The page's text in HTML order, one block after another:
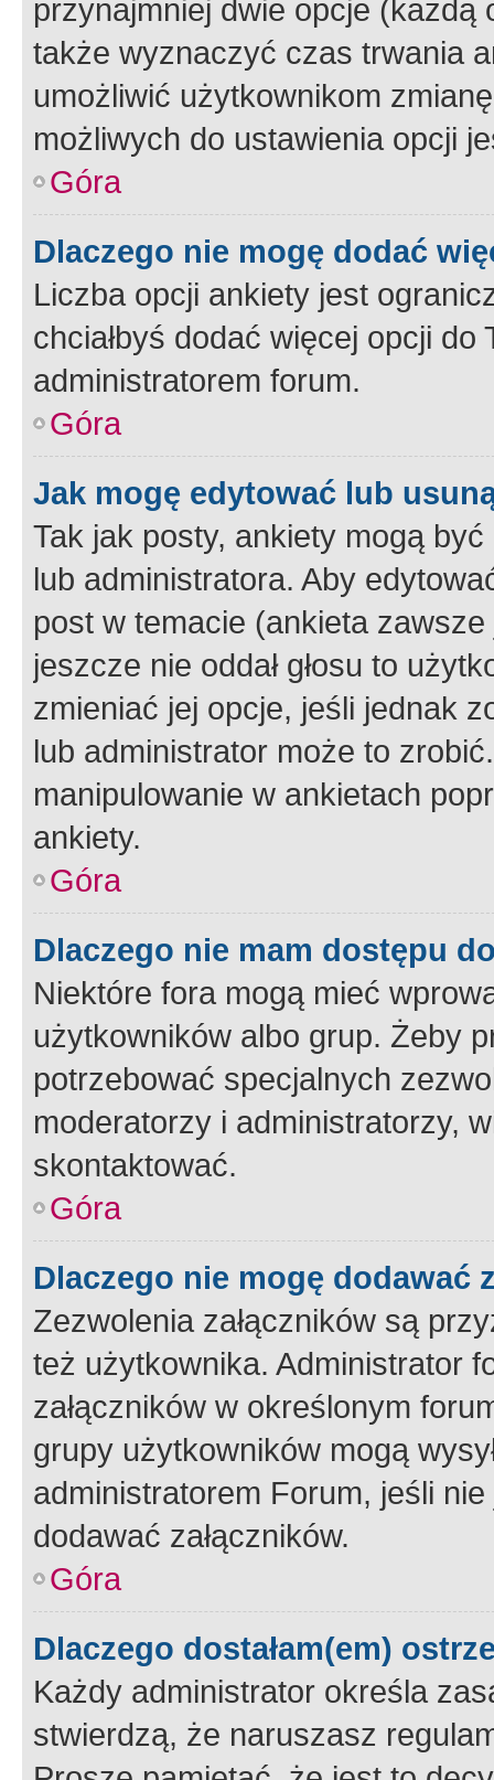
przynajmniej dwie opcje
także wyznaczyć czas trwania
umożliwić użytkownikom
możliwych do ustawienia opcji
Góra
Dlaczego nie mogę dodać
Liczba opcji ankiety jest
chciałbyś dodać więcej opcji
administratorem forum.
Góra
Jak mogę edytować lub
Tak jak posty, ankiety mogą
lub administratora. Aby
post w temacie (ankieta
jeszcze nie oddał głosu to
zmieniać jej opcje, jeśli jednak
lub administrator może to
manipulowanie w ankietach
ankiety.
Góra
Dlaczego nie mam dostępu
Niektóre fora mogą mieć
użytkowników albo grup. Żeby
potrzebować specjalnych
moderatorzy i administratorzy,
skontaktować.
Góra
Dlaczego nie mogę dodawać
Zezwolenia załączników są
też użytkownika. Administrator
załączników w określonym
grupy użytkowników mogą
administratorem Forum, jeśli
dodawać załączników.
Góra
Dlaczego dostałam(em)
Każdy administrator określa
stwierdzą, że naruszasz